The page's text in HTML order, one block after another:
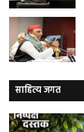
साहित्य जगत